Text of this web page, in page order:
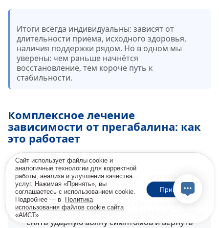
Итоги всегда индивидуальны: зависят от
длительности приёма, исходного здоровья,
наличия поддержки рядом. Но в одном мы
уверены: чем раньше начнётся
восстановление, тем короче путь к
стабильности.
Комплексное лечение
зависимости от прегабалина: как
это работает
1) Медицинская детоксикация – мягкое
очищение организма
Безопасное прохождение острого периода с
мониторингом жизненных показателей – чтобы
снять ударную волну симптомов и вернуть
Сайт использует файлы cookie и
аналогичные технологии для корректной
работы, анализа и улучшения качества
услуг. Нажимая «Принять», вы
соглашаетесь с использованием cookie.
Подробнее — в
Политика
использования файлов cookie сайта
«АИСТ»
Принять